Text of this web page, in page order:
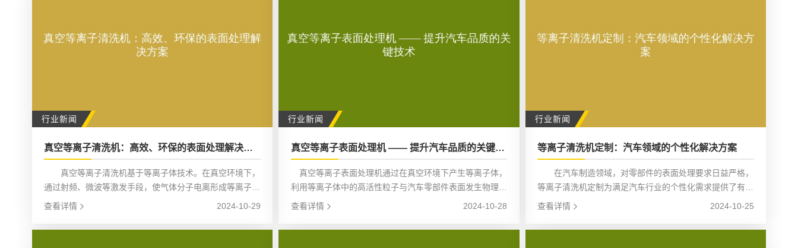
行业新闻
真空等离子清洗机：高效、环保的表面处理解决方案
真空等离子清洗机基于等离子体技术。在真空环境下，
通过射频、微波等激发手段，使气体分子电离形成等离子
体。这些等离子体包含大量的活性粒子，如离子、电子、自
子与物体表面发生物理和化学反应。
查看详情 2024-10-29
行业新闻
真空等离子表面处理机 —— 提升汽车品质的关键技术
真空等离子表面处理机通过在真空环境下产生等离子体，
利用等离子体中的高活性粒子与汽车零部件表面发生物理或
化学反应。这种处理方式具有独特的优势。
查看详情 2024-10-28
行业新闻
等离子清洗机定制：汽车领域的个性化解决方案
在汽车制造领域，对零部件的表面处理要求日益严格，
等离子清洗机定制为满足汽车行业的个性化需求提供了有效
解决方案。
查看详情 2024-10-25